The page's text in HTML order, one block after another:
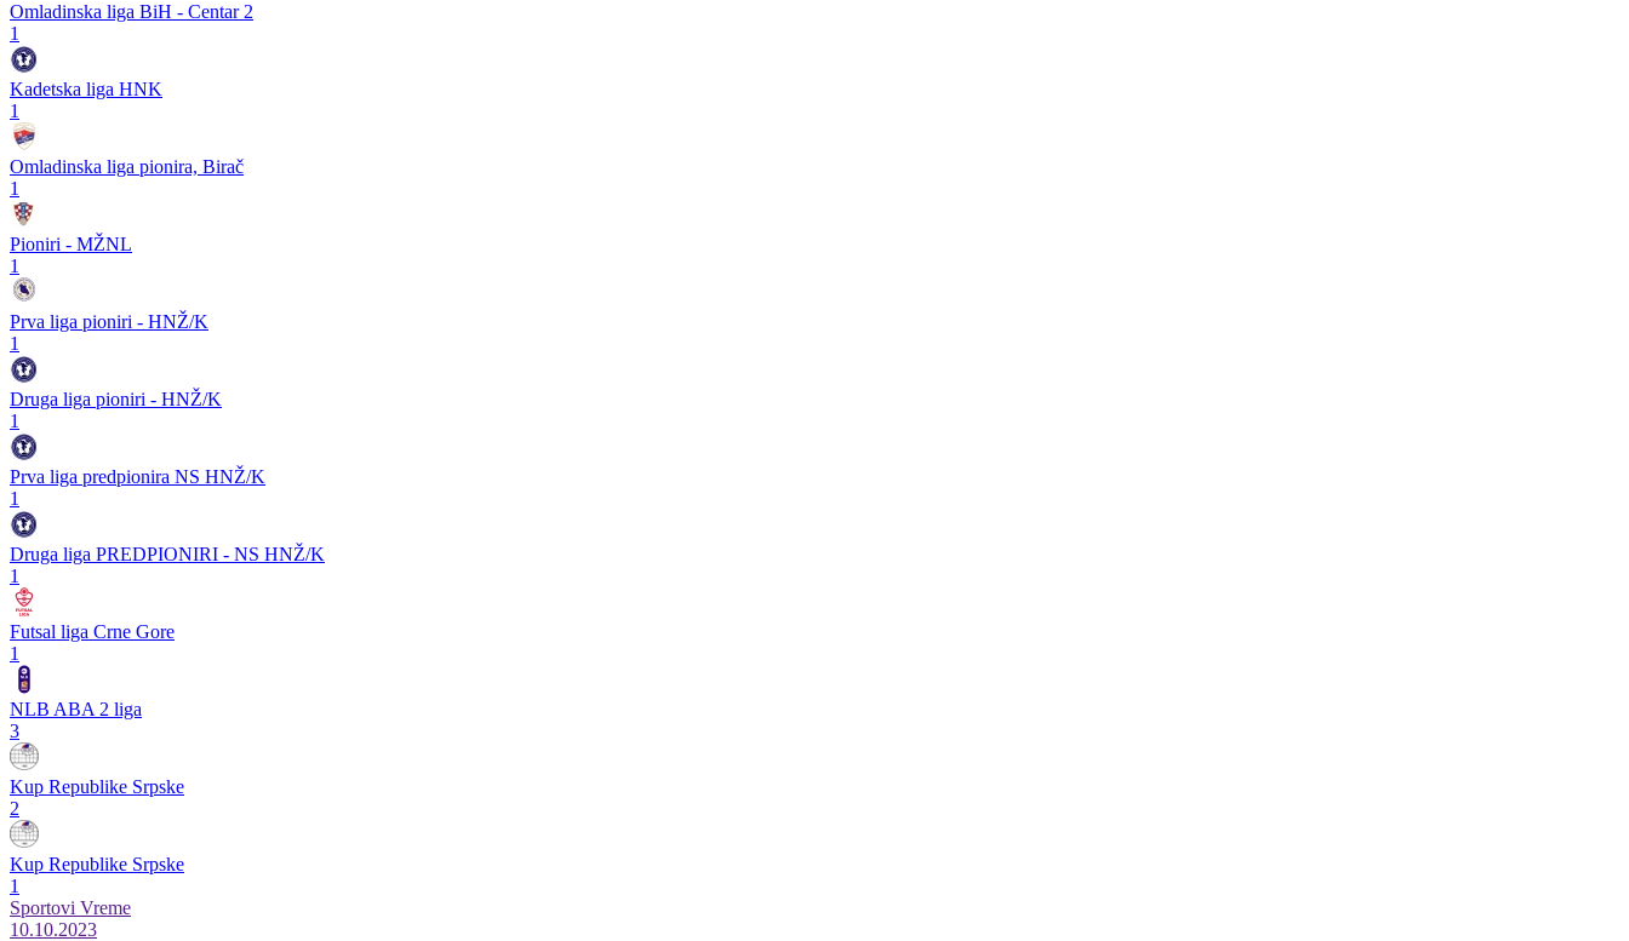
Omladinska liga BiH - Centar 2
1
Kadetska liga HNK
1
Omladinska liga pionira, Birač
1
Pioniri - MŽNL
1
Prva liga pioniri - HNŽ/K
1
Druga liga pioniri - HNŽ/K
1
Prva liga predpionira NS HNŽ/K
1
Druga liga PREDPIONIRI - NS HNŽ/K
1
Futsal liga Crne Gore
1
NLB ABA 2 liga
3
Kup Republike Srpske
2
Kup Republike Srpske
1
Sportovi Vreme
10.10.2023